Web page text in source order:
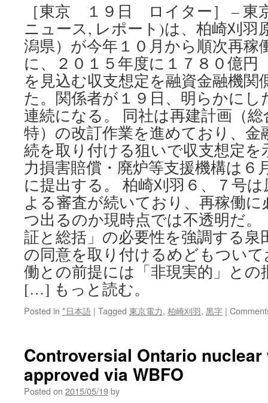
［東京 １９日 ロイター］ – 東
ニュース, レポート)は、柏崎刈羽
潟県）が今年１０月から順次再稼
に、２０１５年度に１７８０億円
を見込む収支想定を融資金融機関
た。関係者が１９日、明らかに
連続になる。 同社は再建計画（
特）の改訂作業を進めており、金
続を取り付ける狙いで収支想定を
力損害賠償・廃炉等支援機構は６
に提出する。 柏崎刈羽６、７号
よる審査が続いており、再稼働
つ出るのか現時点では不透明だ。
証と総括」の必要性を強調する泉
の同意を取り付けるめどもつい
働との前提には「非現実的」との
[…] もっと読む。
Posted in *日本語 | Tagged 東京電力, 柏崎刈羽, 黒字 |
Controversial Ontario
approved via WBFO
Posted on 2015/05/19by